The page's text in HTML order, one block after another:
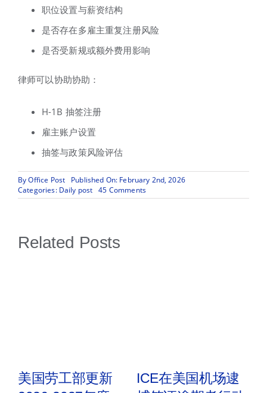
职位设置与薪资结构
是否存在多雇主重复注册风险
是否受新规或额外费用影响
律师可以协助协助：
H-1B 抽签注册
雇主账户设置
抽签与政策风险评估
ByOffice Post
Published On: February 2nd, 2026
Categories: Daily post 45 Commentson
2027
Related Posts
美国劳工部更新
ICE在美国机场逮